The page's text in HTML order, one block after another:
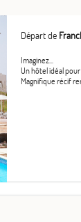
Départ de
Imaginez...
Un hôtel idéal pour
Magnifique récif